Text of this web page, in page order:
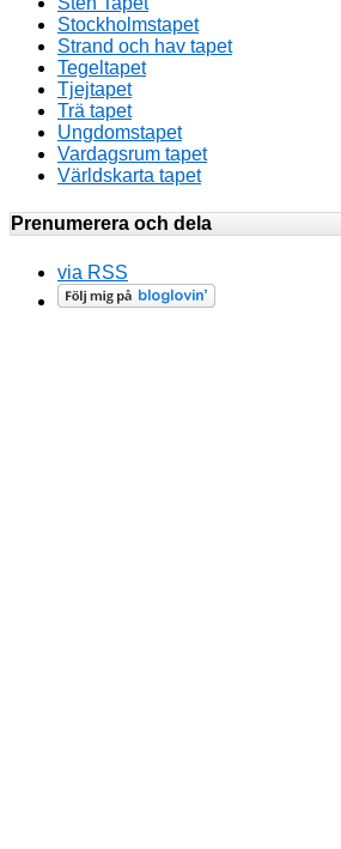
Stockholmstapet
Strand och hav tapet
Tegeltapet
Tjejtapet
Trä tapet
Ungdomstapet
Vardagsrum tapet
Världskarta tapet
Prenumerera och dela
via RSS